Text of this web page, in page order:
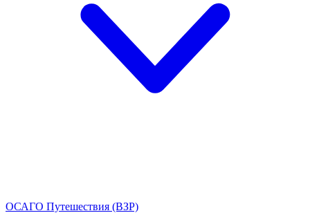
ОСАГО Путешествия (ВЗР)